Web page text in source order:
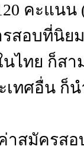
คะแน
รสอบที่นิ
ไทย ก็ส
เทศอื่น ก็
ค่าสมัครส